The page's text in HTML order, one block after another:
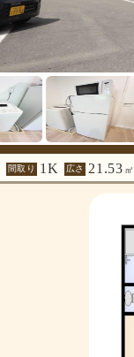
間取り 1K 広さ 21.53 ㎡